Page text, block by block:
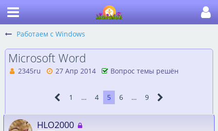
Работаем с Windows
Microsoft Word
2345ru 27 Апр 2014 Вопрос темы решён
1 … 4 5 6 … 9
HLO2000